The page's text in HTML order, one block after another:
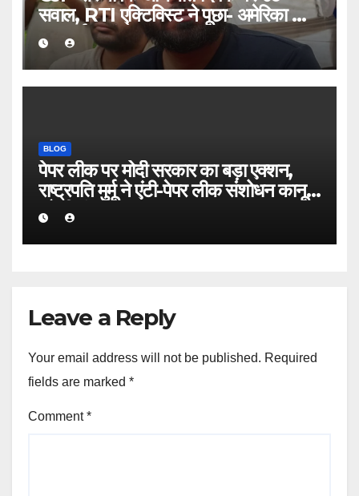
सवाल, RTI एक्टिविस्ट ने पूछा- अमेरिका जाने
का खर्च कहां से आया
BLOG
पेपर लीक पर मोदी सरकार का बड़ा एक्शन,
राष्ट्रपति मुर्मू ने एंटी-पेपर लीक संशोधन कानून
को दी मंजूरी
Leave a Reply
Your email address will not be published. Required
fields are marked *
Comment*